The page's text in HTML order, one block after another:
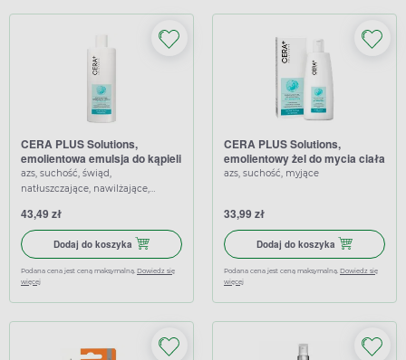
CERA PLUS Solutions,
emolientowa emulsja do kąpieli
od 1. dnia życia, 500 ml
azs, suchość, świąd,
natłuszczające, nawilżające,
43,49 zł
Dodaj do koszyka Dodaj do koszyka CERA PLUS Solutions, emolientowa
Podana cena jest ceną maksymalną. Dowiedz się
więcej
CERA PLUS Solutions,
emolientowy żel do mycia ciała
od 1. miesiąca życia, 250 ml
azs, suchość, myjące
33,99 zł
Dodaj do koszyka Dodaj do
Podana cena jest ceną maksymalną. Dowiedz się
więcej